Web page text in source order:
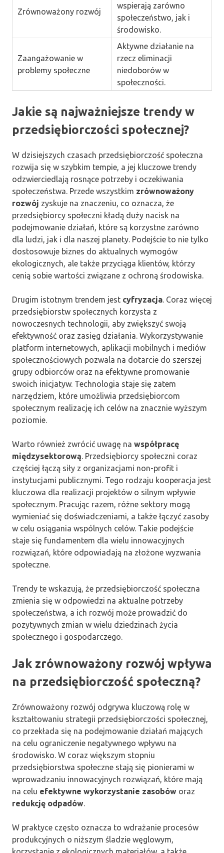
Zrównoważony rozwój
wspierają zarówno
społeczeństwo, jak i
środowisko.
Zaangażowanie w
problemy społeczne
Aktywne działanie na
rzecz eliminacji
niedoborów w
społeczności.
Jakie są najważniejsze trendy w
przedsiębiorczości społecznej?
W dzisiejszych czasach przedsiębiorczość społeczna
rozwija się w szybkim tempie, a jej kluczowe trendy
odzwierciedlają rosnące potrzeby i oczekiwania
społeczeństwa. Przede wszystkim zrównoważony
rozwój zyskuje na znaczeniu, co oznacza, że
przedsiębiorcy społeczni kładą duży nacisk na
podejmowanie działań, które są korzystne zarówno
dla ludzi, jak i dla naszej planety. Podejście to nie tylko
dostosowuje biznes do aktualnych wymogów
ekologicznych, ale także przyciąga klientów, którzy
cenią sobie wartości związane z ochroną środowiska.
Drugim istotnym trendem jest cyfryzacja. Coraz więcej
przedsiębiorstw społecznych korzysta z
nowoczesnych technologii, aby zwiększyć swoją
efektywność oraz zasięg działania. Wykorzystywanie
platform internetowych, aplikacji mobilnych i mediów
społecznościowych pozwala na dotarcie do szerszej
grupy odbiorców oraz na efektywne promowanie
swoich inicjatyw. Technologia staje się zatem
narzędziem, które umożliwia przedsiębiorcom
społecznym realizację ich celów na znacznie wyższym
poziomie.
Warto również zwrócić uwagę na współpracę
międzysektorową. Przedsiębiorcy społeczni coraz
częściej łączą siły z organizacjami non-profit i
instytucjami publicznymi. Tego rodzaju kooperacja jest
kluczowa dla realizacji projektów o silnym wpływie
społecznym. Pracując razem, różne sektory mogą
wymieniać się doświadczeniami, a także łączyć zasoby
w celu osiągania wspólnych celów. Takie podejście
staje się fundamentem dla wielu innowacyjnych
rozwiązań, które odpowiadają na złożone wyzwania
społeczne.
Trendy te wskazują, że przedsiębiorczość społeczna
zmienia się w odpowiedzi na aktualne potrzeby
społeczeństwa, a ich rozwój może prowadzić do
pozytywnych zmian w wielu dziedzinach życia
społecznego i gospodarczego.
Jak zrównoważony rozwój wpływa
na przedsiębiorczość społeczną?
Zrównoważony rozwój odgrywa kluczową rolę w
kształtowaniu strategii przedsiębiorczości społecznej,
co przekłada się na podejmowanie działań mających
na celu ograniczenie negatywnego wpływu na
środowisko. W coraz większym stopniu
przedsiębiorstwa społeczne stają się pionierami w
wprowadzaniu innowacyjnych rozwiązań, które mają
na celu efektywne wykorzystanie zasobów oraz
redukcję odpadów
W praktyce często oznacza to wdrażanie procesów
produkcyjnych o niższym śladzie węglowym,